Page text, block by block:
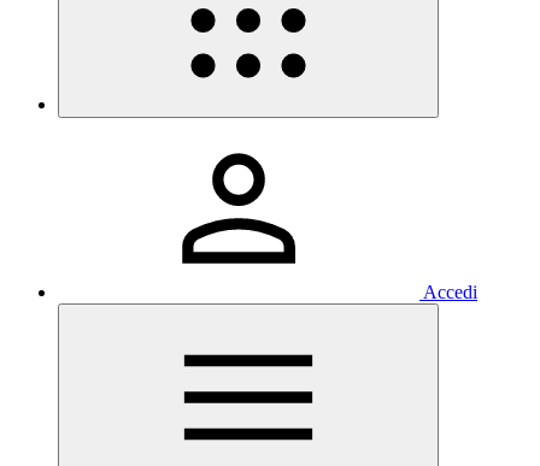
Accedi